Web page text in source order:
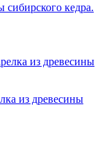
сибирского кедра.
из древесины